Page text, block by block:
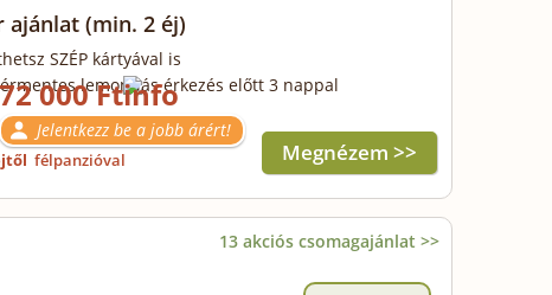
ajánlat (min. 2 éj)
SZÉP kártyával is
lemondás érkezés előtt 3 nappal
000 Ft
Jelentkezz be a jobb árért!
félpanzióval Megnézem >>
13 akciós csomagajánlat >>